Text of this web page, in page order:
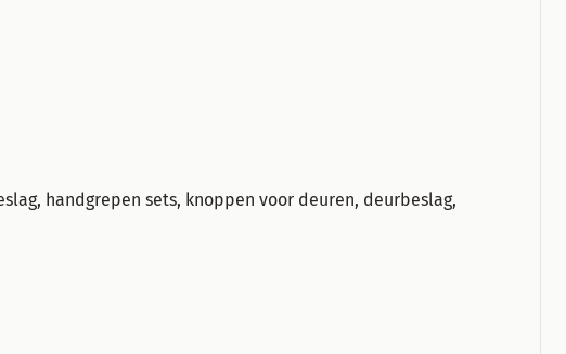
handgrepen sets, knoppen voor deuren, deurbeslag,